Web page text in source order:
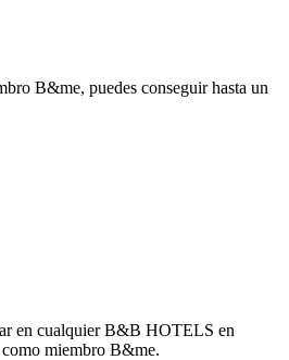
B&me, puedes conseguir hasta un
en cualquier B&B HOTELS en
miembro B&me.